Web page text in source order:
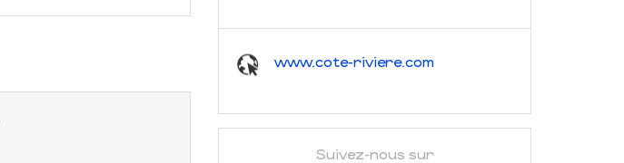
www.cote-riviere.com
Suivez-nous sur